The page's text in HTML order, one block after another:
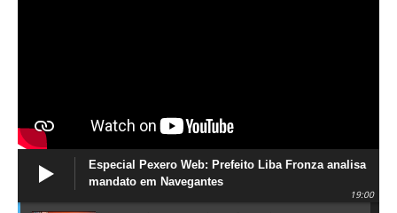
Especial Pexero Web: Prefeito Liba Fronza analisa
mandato em Navegantes
19:00